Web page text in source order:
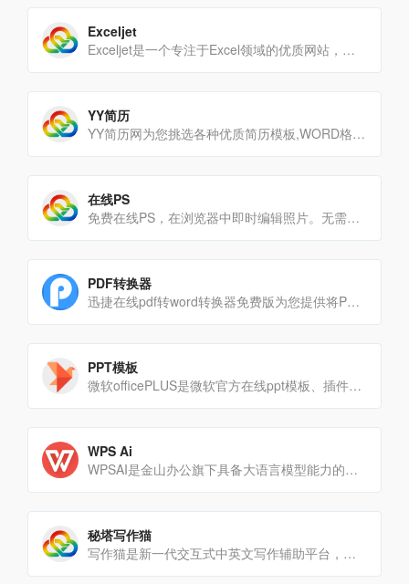
Exceljet
Exceljet是一个专注于Excel领域的优质网站，致力于为全球Excel用户提供系统、实用的学习[…]
YY简历
YY简历网为您挑选各种优质简历模板,WORD格式可编辑,免费下载,你一定能够在这里找到合适您的简历模板:通用简[…]
在线PS
免费在线PS，在浏览器中即时编辑照片。无需下载，无需注册——专业的照片编辑工具，快速、简单、100%免费。
PDF转换器
迅捷在线pdf转word转换器免费版为您提供将PDF转换成WORD,word转换成pdf,ppt转换成pdf的[…]
PPT模板
微软officePLUS是微软官方在线ppt模板、插件网站，提供各类PPT模板、PPT模板免费下载、PPT素材[…]
WPS Ai
WPSAI是金山办公旗下具备大语言模型能力的人工智能应用，提供智能文档写作、长文阅读处理与人机交互等能力，[…]
秘塔写作猫
写作猫是新一代交互式中英文写作辅助平台，集智能文本纠错、改写润色、自动续写、智能配图为一体。